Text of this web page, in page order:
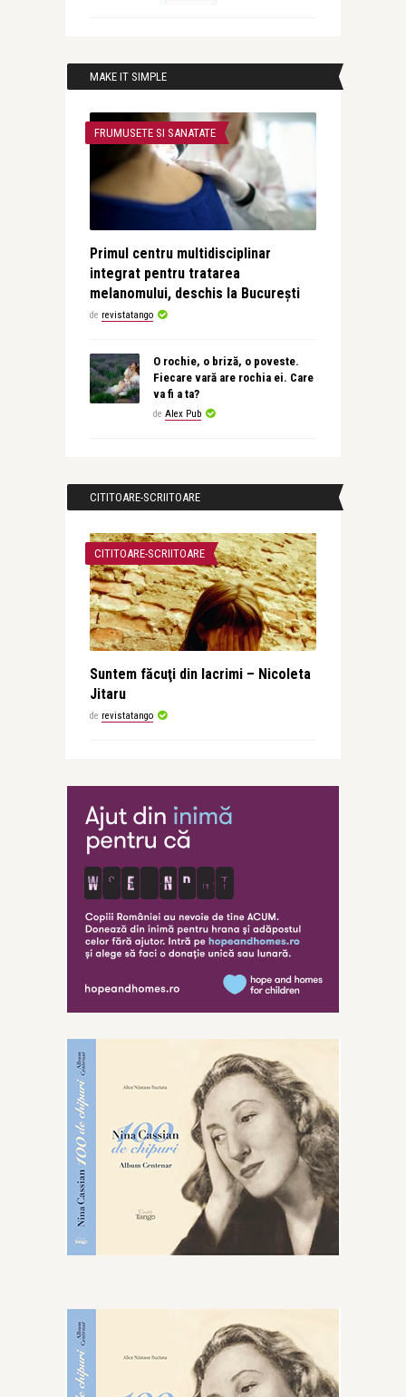
MAKE IT SIMPLE
FRUMUSETE SI SANATATE
Primul centru multidisciplinar
integrat pentru tratarea
melanomului, deschis la București
de revistatango
O rochie, o briză, o poveste.
Fiecare vară are rochia ei. Care
va fi a ta?
de Alex Pub
CITITOARE-SCRIITOARE
CITITOARE-SCRIITOARE
Suntem făcuţi din lacrimi – Nicoleta
Jitaru
de revistatango